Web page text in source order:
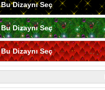
Bu Dizaynı Seç
Bu Dizaynı Seç
Bu Dizaynı Seç